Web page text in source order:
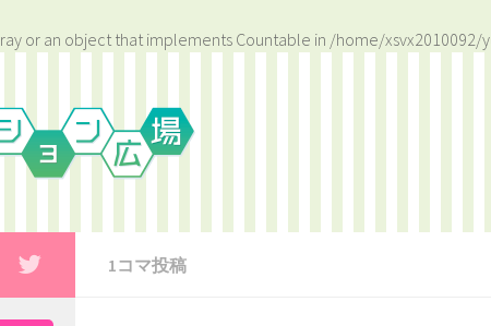
or an object that implements Countable in /home/
1コマ投稿